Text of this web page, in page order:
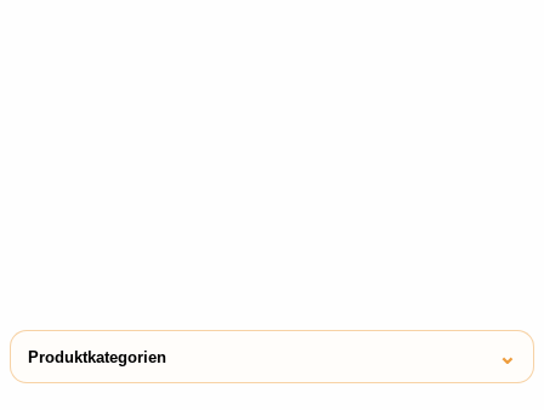
Produktkategorien ⌄